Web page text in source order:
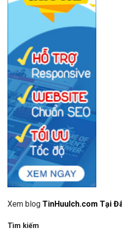
Xem blog TinHuuIch.com Tại
Tìm kiếm